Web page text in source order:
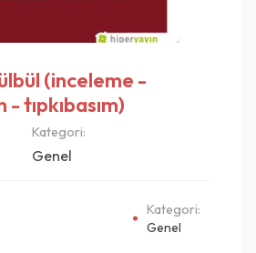
(inceleme -
tıpkıbasım)
Kategori:
Genel
Kategori:
Genel